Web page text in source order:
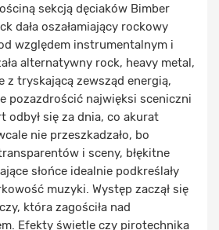
sekcją dęciaków Bimber
dała oszałamiający rockowy
względem instrumentalnym i
alternatywny rock, heavy metal,
z tryskającą zewsząd energią,
pozazdrościć najwięksi sceniczni
odbył się za dnia, co akurat
nie przeszkadzało, bo
i sceny, błękitne
słońce idealnie podkreślały
muzyki. Występ zaczął się
która zagościła nad
Efekty świetle czy pirotechnika